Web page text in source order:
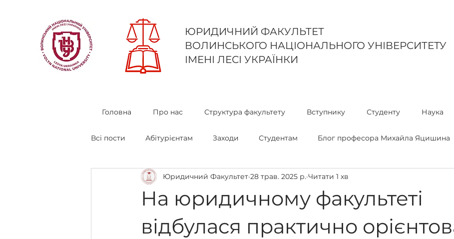
ЮРИДИЧНИЙ ФАКУЛЬТЕТ
ВОЛИНСЬКОГО НАЦІОНАЛЬНОГО УНІВЕРСИТЕТУ
ІМЕНІ ЛЕСІ УКРАЇНКИ
Головна Про нас Структура факультету Вступнику Студенту Наука
Всі пости Абітурієнтам Заходи Студентам Блог професора Михайла Яцишина
Конкурси та Гранти Юридична клініка "AD ASTRA" Практика
Лабораторія Медіації та Відновного
На юридичному факультеті
відбулася практично
Юридичний Факультет 28 трав. 2025 р. Читати 1 хв